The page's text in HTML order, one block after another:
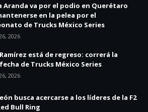
Aranda va por el podio en Querétaro
en la pelea por el
de Trucks México Series
2026
está de regreso: correrá la
de Trucks México Series
2026
busca acercarse a los líderes de la F2
Bull Ring